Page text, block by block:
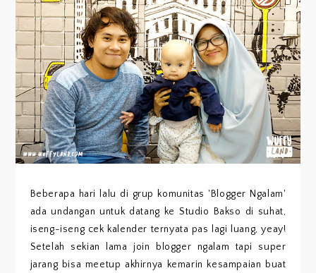
Beberapa hari lalu di grup komunitas 'Blogger Ngalam'
ada undangan untuk datang ke Studio Bakso di suhat,
iseng-iseng cek kalender ternyata pas lagi luang, yeay!
Setelah sekian lama join blogger ngalam tapi super
jarang bisa meetup akhirnya kemarin kesampaian buat